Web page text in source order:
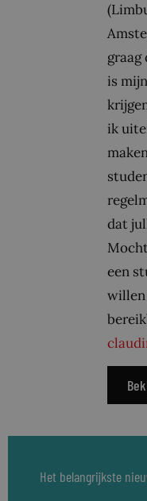
is
ik
dat
een
willen
Het belangrijkste